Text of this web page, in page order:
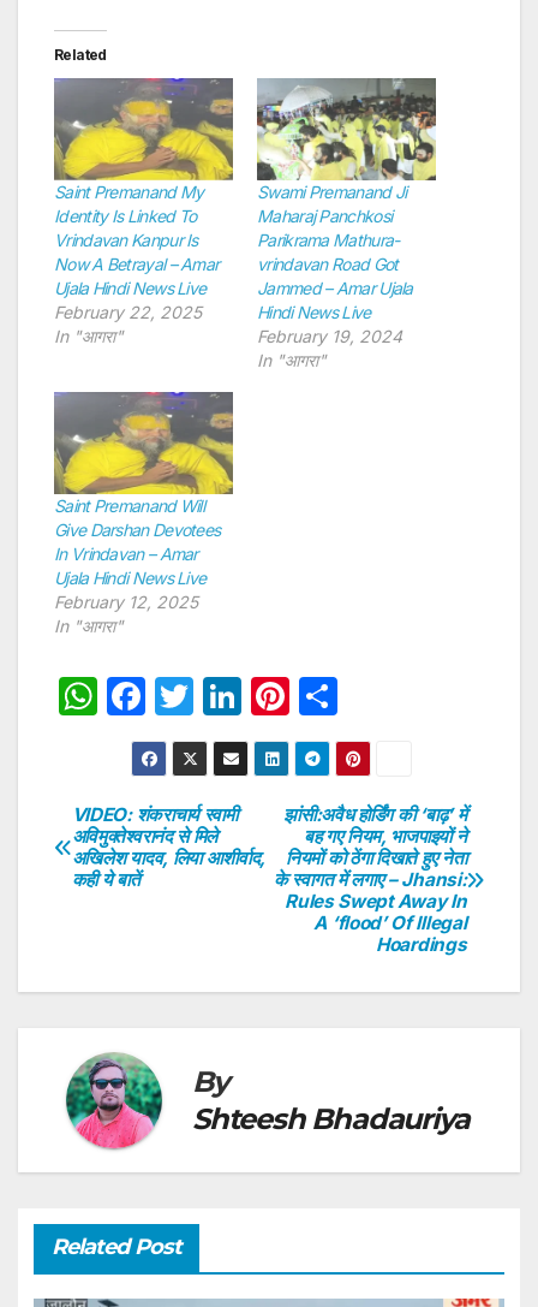
Related
Saint Premanand My
Identity Is Linked To
Vrindavan Kanpur Is
Now A Betrayal – Amar
Ujala Hindi News Live
February 22, 2025
In "आगरा"
Swami Premanand Ji
Maharaj Panchkosi
Parikrama Mathura-
vrindavan Road Got
Jammed – Amar Ujala
Hindi News Live
February 19, 2024
In "आगरा"
Saint Premanand Will
Give Darshan Devotees
In Vrindavan – Amar
Ujala Hindi News Live
February 12, 2025
In "आगरा"
W
s
A
p
F
a
c
e
b
T
w
itt
er
Li
n
k
e
dI
Pi
nt
er
e
st
h
ar
e
Post
navigation
झांसी:अवैध होर्डिंग की ‘बाढ़’ में
बह गए नियम, भाजपाइयों ने
नियमों को ठेंगा दिखाते हुए नेता
के स्वागत में लगाए – Jhansi:
Rules Swept Away In
A ‘flood’ Of Illegal
Hoardings
VIDEO: शंकराचार्य स्वामी
अविमुक्तेश्वरानंद से मिले
अखिलेश यादव, लिया आशीर्वाद,
कही ये बातें
By
Shteesh Bhadauriya
Related Post